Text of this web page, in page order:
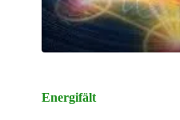
Energifält